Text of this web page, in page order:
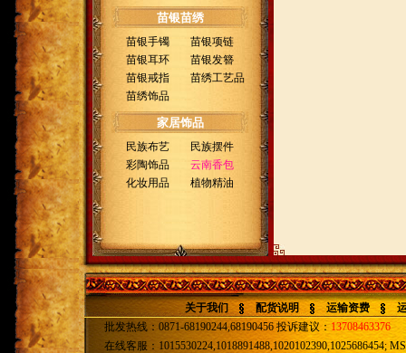
苗银苗绣
苗银手镯
苗银项链
苗银耳环
苗银发簪
苗银戒指
苗绣工艺品
苗绣饰品
家居饰品
民族布艺
民族摆件
彩陶饰品
云南香包
化妆用品
植物精油
关于我们 配货说明 运输资费
批发热线：0871-68190244,68190456 投诉建议：13708463376
在线客服：1015530224,1018891488,1020102390,1025686454;